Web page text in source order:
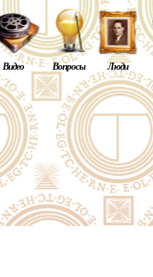
Видео Вопросы Люди